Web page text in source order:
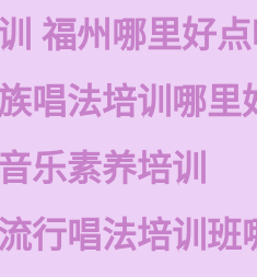
福州哪里好
唱法培训哪里
乐素养培训
行唱法培训班